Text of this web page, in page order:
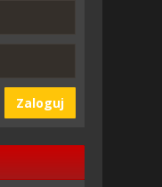
Zaloguj